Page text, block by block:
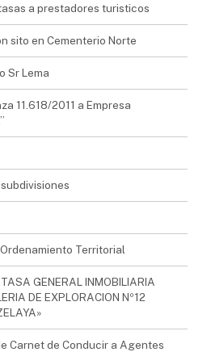
a prestadores turisticos
sito en Cementerio Norte
Sr Lema
11.618/2011 a Empresa
Territorial
GENERAL INMOBILIARIA
DE EXPLORACION Nº12
Carnet de Conducir a Agentes